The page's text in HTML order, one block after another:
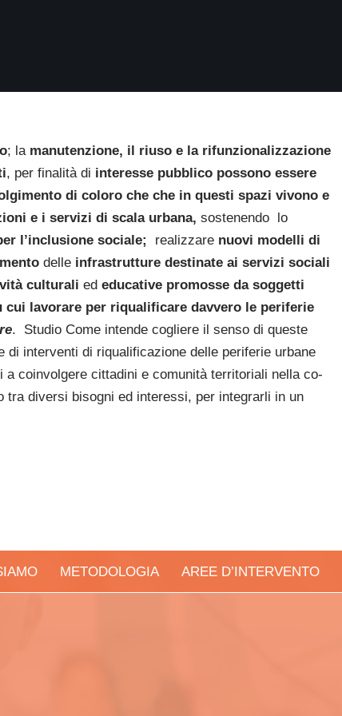
; la manutenzione, il riuso e la rifunzionalizzazione
, per finalità di interesse pubblico possono essere
di coloro che che in questi spazi vivono e
e i servizi di scala urbana, sostenendo lo
l’inclusione sociale;
realizzare nuovi modelli di
delle infrastrutture destinate ai servizi sociali
culturali ed educative promosse da soggetti
lavorare per riqualificare davvero le periferie
. Studio Come intende cogliere il senso di queste
interventi di riqualificazione delle periferie urbane
coinvolgere cittadini e comunità territoriali nella co-
diversi bisogni ed interessi, per integrarli in un
METODOLOGIA AREE D’INTERVENTO